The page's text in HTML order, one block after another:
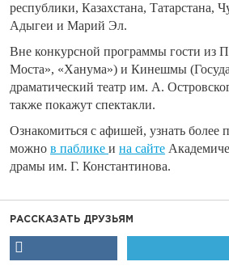
республики, Казахстана, Татарстана,
Адыгеи и Марий Эл.
Вне конкурсной программы гости из
Моста», «Ханума») и Кинешмы
драматический театр им. А.
также покажут спектакли.
Ознакомиться с афишей, узнать
можно в паблике и на сайте
драмы им. Г. Константинова.
РАССКАЗАТЬ ДРУЗЬЯМ